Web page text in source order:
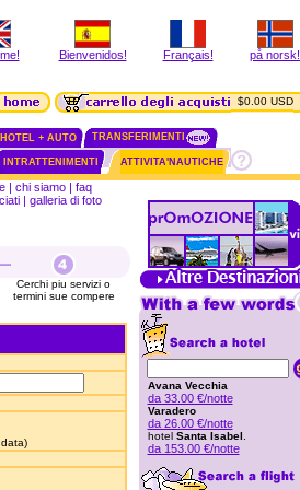
Bienvenidos! Français! på norsk!
$0.00 USD
HOTEL + AUTO TRANSFERIMENTI
INTRATTENIMENTI ATTIVITA'NAUTICHE
| chi siamo | faq
| galleria di foto
Cerchi piu servizi o
termini sue compere
Avana Vecchia
da 33.00 €/notte
Varadero
da 26.00 €/notte
hotel Santa Isabel
da 153.00 €/notte